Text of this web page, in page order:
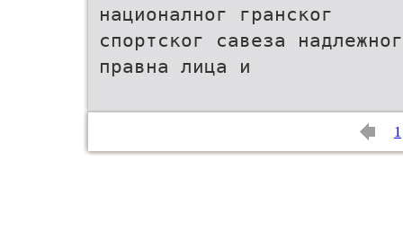
националног гранског
спортског савеза
правна лица и
1